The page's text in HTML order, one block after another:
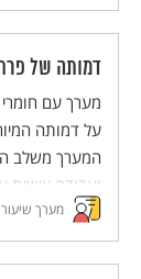
חלק פעיל.
מסדרת מערכי
חדשניות
השיטות הללו
למורים)
דמותה של
מערך עם
על דמותה
המערך משלב
ועבודה אישית
מסדרת מערכי
חדשניות
השיטות הללו
מערך שיעור